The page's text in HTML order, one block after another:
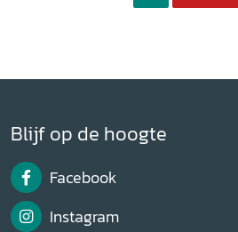
Blijf op de hoogte
Facebook
Instagram